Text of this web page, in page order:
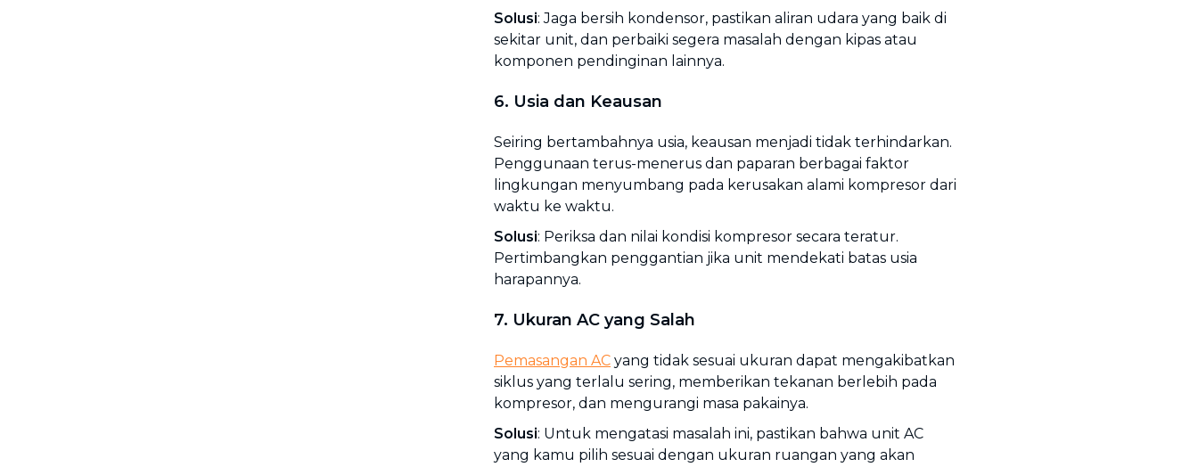
Solusi: Jaga bersih kondensor, pastikan aliran udara yang baik di
sekitar unit, dan perbaiki segera masalah dengan kipas atau
komponen pendinginan lainnya.
6. Usia dan Keausan
Seiring bertambahnya usia, keausan menjadi tidak terhindarkan.
Penggunaan terus-menerus dan paparan berbagai faktor
lingkungan menyumbang pada kerusakan alami kompresor dari
waktu ke waktu.
Solusi: Periksa dan nilai kondisi kompresor secara teratur.
Pertimbangkan penggantian jika unit mendekati batas usia
harapannya.
7. Ukuran AC yang Salah
Pemasangan AC yang tidak sesuai ukuran dapat mengakibatkan
siklus yang terlalu sering, memberikan tekanan berlebih pada
kompresor, dan mengurangi masa pakainya.
Solusi: Untuk mengatasi masalah ini, pastikan bahwa unit AC
yang kamu pilih sesuai dengan ukuran ruangan yang akan